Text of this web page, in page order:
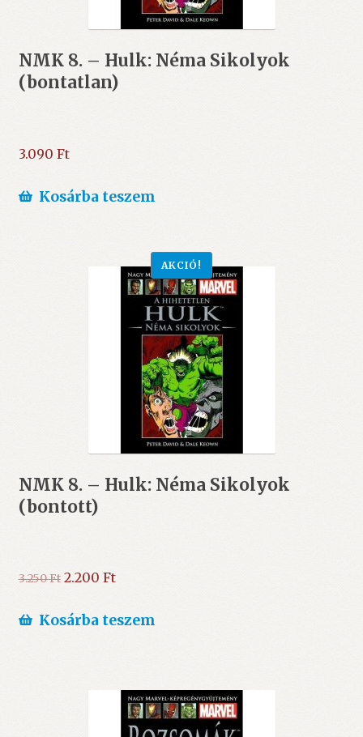
NMK 8. – Hulk: Néma Sikolyok
(bontatlan)
3.090 Ft
Kosárba teszem
NMK 8. – Hulk: Néma Sikolyok
(bontott)
AKCIÓ!
3.250Ft Original
was:
2.200 FtCurrent
is:
Kosárba teszem